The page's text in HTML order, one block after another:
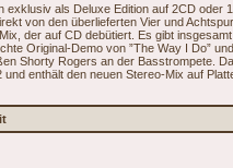
exklusiv als Deluxe Edition auf 2CD oder
von den überlieferten Vier und
der auf CD debütiert. Es gibt
Original-Demo von ”The Way I Do”
Shorty Rogers an der Basstrompete.
und enthält den neuen Stereo-Mix auf